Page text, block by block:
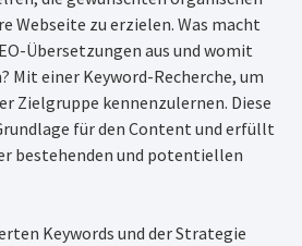
Webseite zu erzielen. Was macht
Übersetzungen aus und womit
Mit einer Keyword-Recherche, um
Zielgruppe kennenzulernen. Diese
für den Content und erfüllt
bestehenden und potentiellen
Keywords und der Strategie